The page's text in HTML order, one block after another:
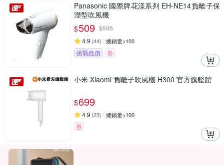
Panasonic 國際牌花漾系列 EH-NE14負離子保
溼型吹風機
$509 $535
4.9 (44) 總銷量>100
挑戰低價 券
小米 Xiaomi 負離子吹風機 H300 官方旗艦館
$699
4.9 (23) 總銷量>100
券